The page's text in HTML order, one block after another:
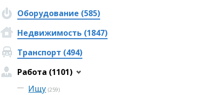
Оборудование (585)
Недвижимость (1847)
Транспорт (494)
Работа (1101)
Ищу (259)